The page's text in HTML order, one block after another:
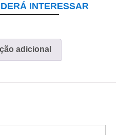
INTERESSAR
adicional